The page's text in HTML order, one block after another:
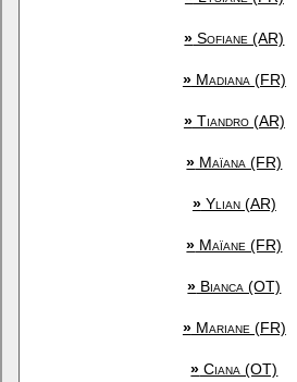
» Sofiane (AR)
»Madiana (FR)
»Tiandro (AR)
» Maïana (FR)
»Ylian (AR)
» Maïane (FR)
» Bianca (OT)
»Mariane (FR)
» Ciana (OT)